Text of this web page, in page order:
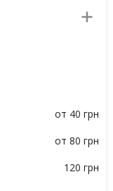
от 40 грн
от 80 грн
120 грн